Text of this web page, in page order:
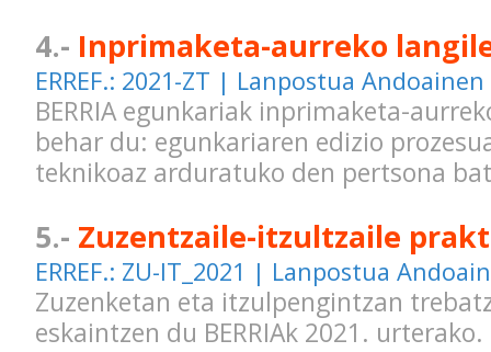
4.- Inprimaketa-aurreko
ERREF.: 2021-ZT | Lanpostua Andoainen
BERRIA egunkariak inprimaketa-
behar du: egunkariaren edizio
teknikoaz arduratuko den pertsona
5.- Zuzentzaile-itzultzaile
ERREF.: ZU-IT_2021 | Lanpostua
Zuzenketan eta itzulpengintzan
eskaintzen du BERRIAk 2021. urterako.